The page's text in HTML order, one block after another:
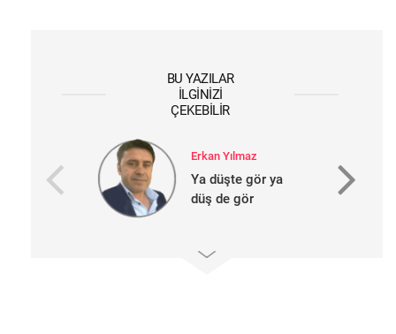
BU YAZILAR
İLGINIZI
ÇEKEBILIR
Erkan Yılmaz
Ya düşte gör ya
düş de gör